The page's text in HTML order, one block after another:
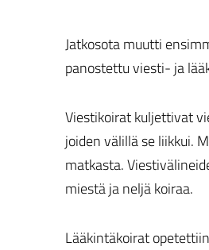
Jatkosota muutti
panostettu viesti- ja
Viestikoirat kuljettivat
joiden välillä se liikkui.
matkasta.
miestä ja neljä koiraa.
Lääkintäkoirat